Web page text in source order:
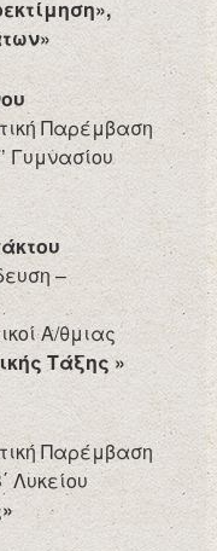
Παρέμβαση
Γυμνασίου
–
Α/θμιας
Τάξης »
Παρέμβαση